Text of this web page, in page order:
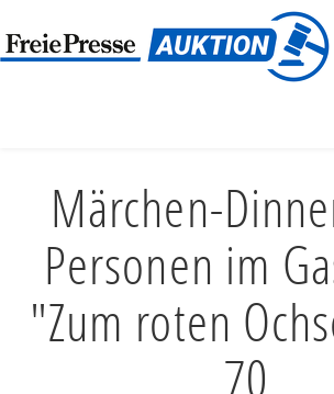
Märchen-
Personen im
"Zum roten
70